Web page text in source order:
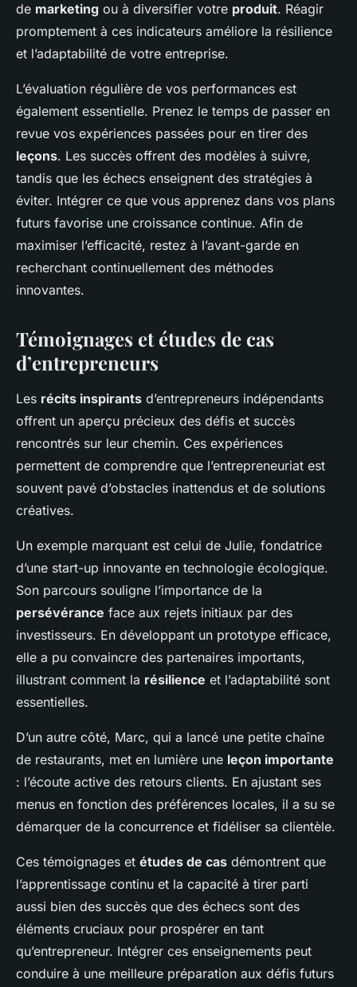
de marketing ou à diversifier votre produit. Réagir
promptement à ces indicateurs améliore la résilience
et l’adaptabilité de votre entreprise.
L’évaluation régulière de vos performances est
également essentielle. Prenez le temps de passer en
revue vos expériences passées pour en tirer des
leçons. Les succès offrent des modèles à suivre,
tandis que les échecs enseignent des stratégies à
éviter. Intégrer ce que vous apprenez dans vos plans
futurs favorise une croissance continue. Afin de
maximiser l’efficacité, restez à l’avant-garde en
recherchant continuellement des méthodes
innovantes.
Témoignages et études de cas
d’entrepreneurs
Les récits inspirants d’entrepreneurs indépendants
offrent un aperçu précieux des défis et succès
rencontrés sur leur chemin. Ces expériences
permettent de comprendre que l’entrepreneuriat est
souvent pavé d’obstacles inattendus et de solutions
créatives.
Un exemple marquant est celui de Julie, fondatrice
d’une start-up innovante en technologie écologique.
Son parcours souligne l’importance de la
persévérance face aux rejets initiaux par des
investisseurs. En développant un prototype efficace,
elle a pu convaincre des partenaires importants,
illustrant comment la résilience et l’adaptabilité sont
essentielles.
D’un autre côté, Marc, qui a lancé une petite chaîne
de restaurants, met en lumière une leçon importante
: l’écoute active des retours clients. En ajustant ses
menus en fonction des préférences locales, il a su se
démarquer de la concurrence et fidéliser sa clientèle.
Ces témoignages et études de cas démontrent que
l’apprentissage continu et la capacité à tirer parti
aussi bien des succès que des échecs sont des
éléments cruciaux pour prospérer en tant
qu’entrepreneur. Intégrer ces enseignements peut
conduire à une meilleure préparation aux défis futurs